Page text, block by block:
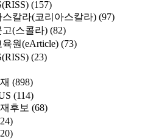
(157)
스칼라(코리아스칼라) (97)
고(스콜라) (82)
원(eArticle) (73)
(23)
(898)
(114)
후보 (68)